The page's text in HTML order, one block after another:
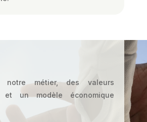
métier, des valeurs
et un modèle économique